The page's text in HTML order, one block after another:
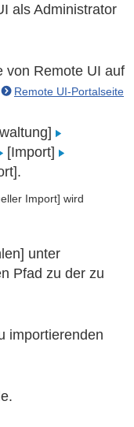
als Administrator
von Remote UI auf
Remote UI-Portalseite
[Import]
Import] wird
unter
Pfad zu der zu
importierenden